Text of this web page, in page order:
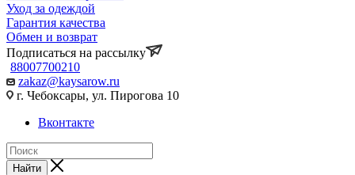
Уход за одеждой
Гарантия качества
Обмен и возврат
Подписаться на рассылку
88007700210
zakaz@kaysarow.ru
г. Чебоксары, ул. Пирогова 10
Вконтакте
Найти